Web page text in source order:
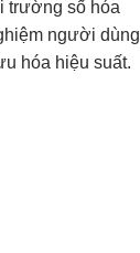
trường số hóa
người dùng
hóa hiệu suất.